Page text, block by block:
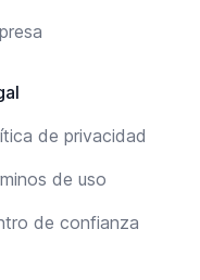
de privacidad
de uso
de confianza